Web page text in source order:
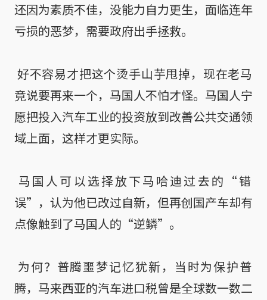
还因为素质不佳，没能力自力更生，面临连年
亏损的恶梦，需要政府出手拯救。
竟说要再来一个，马国人不怕才怪。马国人宁
愿把投入汽车工业的投资放到改善公共交通领
域上面，这样才更实际。
误”，认为他已改过自新，但再创国产车却有
点像触到了马国人的“逆鳞”。
腾，马来西亚的汽车进口税曾是全球数一数二